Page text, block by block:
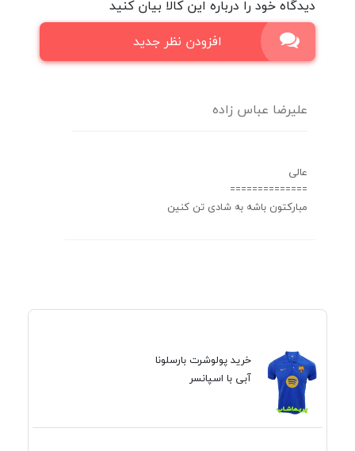
دیدگاه خود را درباره این کالا بیان کنید
افزودن نظر جدید
علیرضا عباس زاده
عالی
==============
مبارکتون باشه به شادی تن کنین
خرید پولوشرت بارسلونا
آبی با اسپانسر